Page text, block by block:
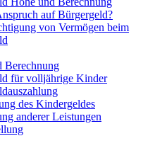
auf Bürgergeld?
von Vermögen beim
Berechnung
für volljährige Kinder
des Kindergeldes
anderer Leistungen